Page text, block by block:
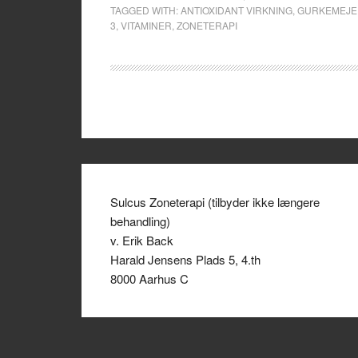
TAGGED WITH:ANTIOXIDANT VIRKNING GURKEMEJE
3 VITAMINER ZONETERAPI
Sulcus Zoneterapi (tilbyder ikke længere
behandling)
v. Erik Back
Harald Jensens Plads 5, 4.th
8000 Aarhus C